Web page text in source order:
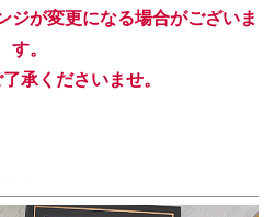
が変更になる場合がございま
す。
承くださいませ。